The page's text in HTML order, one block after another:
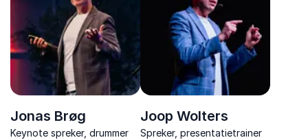
gezondheid kunnen
verbeteren.
ondernemer.
Jonas Brøg
Keynote spreker, drummer
Joop Wolters
Spreker, presentatietrainer